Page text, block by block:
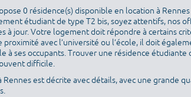
0 résidence(s) disponible en location à
étudiant de type T2 bis, soyez attentifs, nos
à jour. Votre logement doit répondre à certains
proximité avec l’université ou l’école, il doit
à ses occupants. Trouver une résidence étudiante
difficile.
Rennes est décrite avec détails, avec une grande